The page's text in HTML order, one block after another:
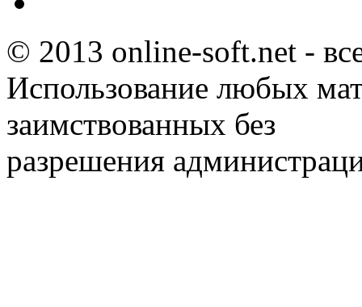
© 2013 online-soft.net -
Использование любых
заимствованных без
разрешения